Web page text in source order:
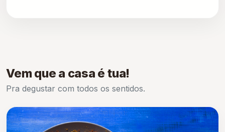
Vem que a casa é tua!
Pra degustar com todos os sentidos.